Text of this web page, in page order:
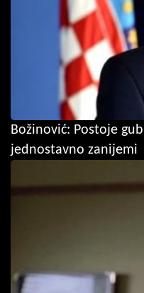
Božinović: Postoje
jednostavno zanijemi